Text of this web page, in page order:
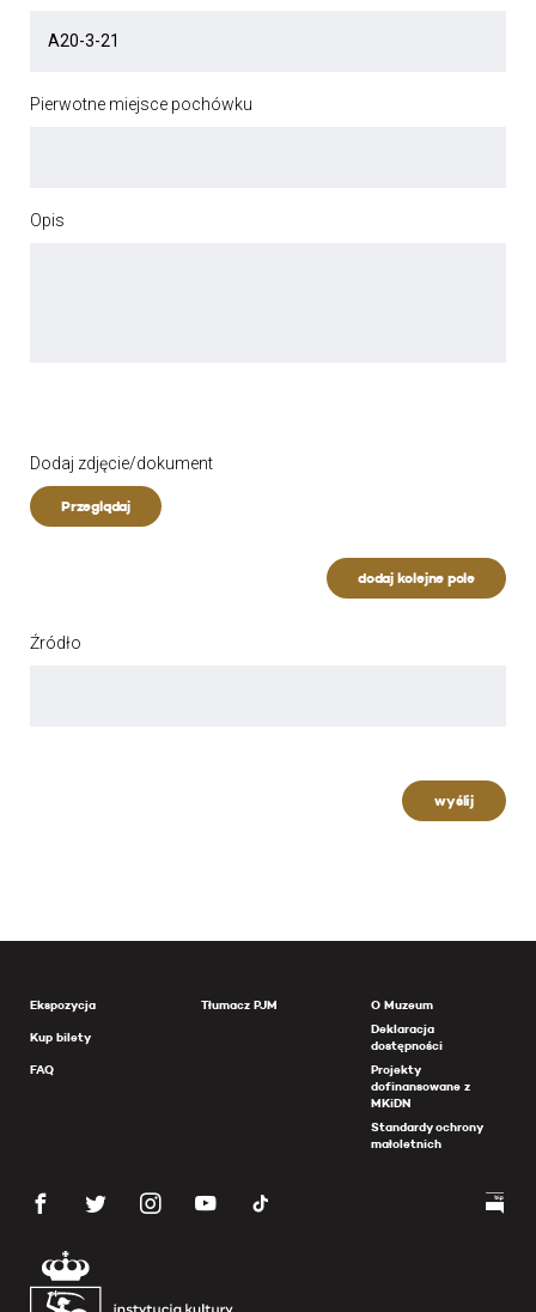
Pierwotne miejsce pochówku
Opis
Dodaj zdjęcie/dokument
Przeglądaj
dodaj kolejne pole
Źródło
wyślij
Ekspozycja
Kup bilety
FAQ
Tłumacz PJM
O Muzeum
Deklaracja
dostępności
Projekty
dofinansowane z
MKiDN
Standardy ochrony
małoletnich